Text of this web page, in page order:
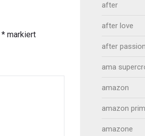
*markiert
after
after love
after passion
ama
amazon
amazon
amazone